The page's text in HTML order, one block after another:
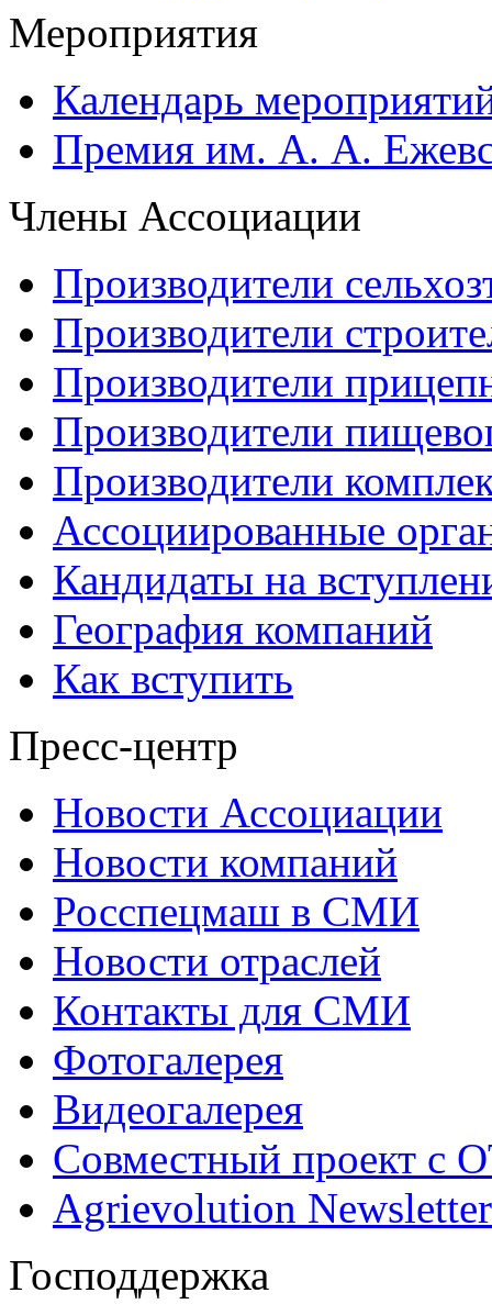
Мероприятия
Календарь
Премия им. А. А.
Члены Ассоциации
Производители
Производители
Производители
Производители
Производители
Ассоциированные
Кандидаты на
География компаний
Как вступить
Пресс-центр
Новости Ассоциации
Новости компаний
Росспецмаш в СМИ
Новости отраслей
Контакты для СМИ
Фотогалерея
Видеогалерея
Совместный проект с
Agrievolution Newsletter
Господдержка